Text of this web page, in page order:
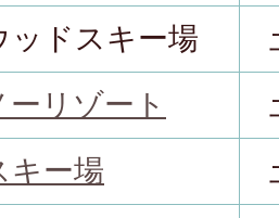
ッドスキー場
リゾート
キー場